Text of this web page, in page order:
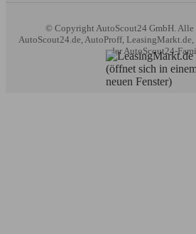
© Copyright AutoScout24 GmbH. Alle
AutoScout24.de, AutoProff,
der AutoScout24-